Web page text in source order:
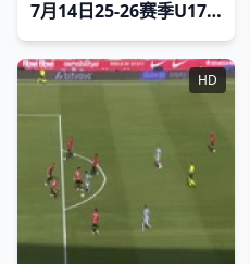
7月14日25-26赛季U17女蓝世界杯小组赛 德国VS墨西哥
HD